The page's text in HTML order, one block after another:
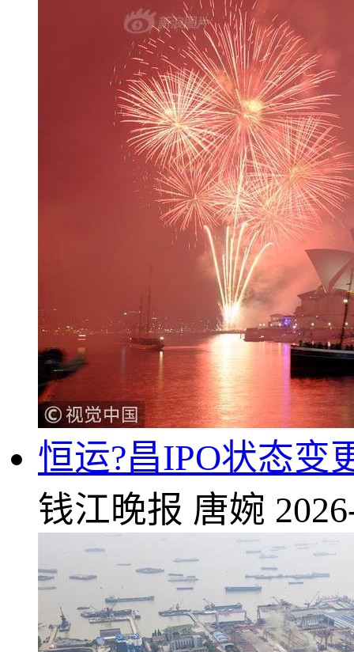
恒运?昌IPO状态变
钱江晚报 唐婉